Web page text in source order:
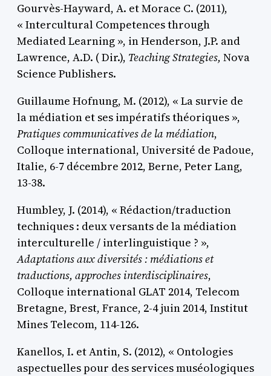
Gourvès-Hayward, A. et Morace C. (2011),
« Intercultural Competences through
Mediated Learning », in Henderson, J.P. and
Lawrence, A.D. ( Dir.), Teaching Strategies, Nova
Science Publishers.
Guillaume Hofnung, M. (2012), « La survie de
la médiation et ses impératifs théoriques »,
Pratiques communicatives de la médiation,
Colloque international, Université de Padoue,
Italie, 6-7 décembre 2012, Berne, Peter Lang,
13-38.
Humbley, J. (2014), « Rédaction/traduction
techniques : deux versants de la médiation
interculturelle / interlinguistique ? »,
Adaptations aux diversités : médiations et
traductions, approches interdisciplinaires,
Colloque international GLAT 2014, Telecom
Bretagne, Brest, France, 2-4 juin 2014, Institut
Mines Telecom, 114-126.
Kanellos, I. et Antin, S. (2012), « Ontologies
aspectuelles pour des services muséologiques